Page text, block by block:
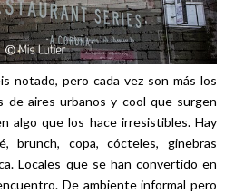
notado, pero cada vez son más los
de aires urbanos y cool que surgen
algo que los hace irresistibles. Hay
brunch, copa, cócteles, ginebras
Locales que se han convertido en
De ambiente informal pero